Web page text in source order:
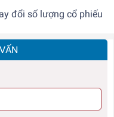
đổi số lượng cổ phiếu